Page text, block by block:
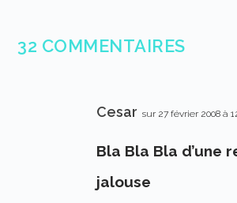
32 COMMENTAIRES
Cesar sur 27 février 2008 à
Bla Bla Bla d’une
jalouse